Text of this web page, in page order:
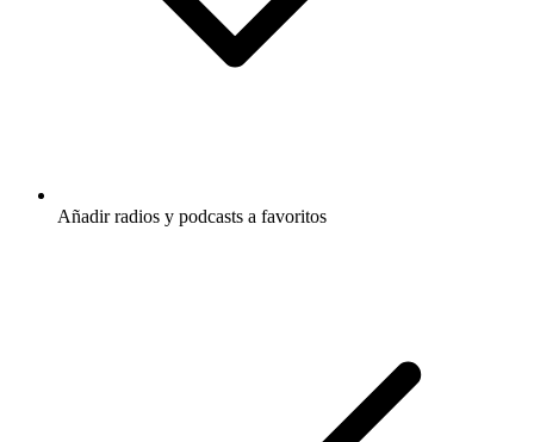
Añadir radios y podcasts a favoritos